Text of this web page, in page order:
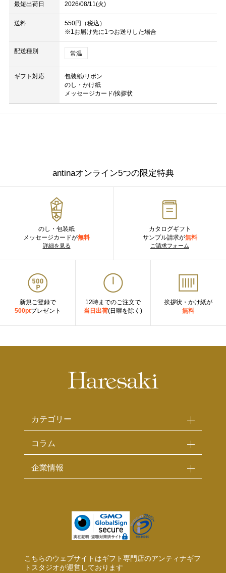
最短出荷日 2026/08/11(火)
送料
550円（税込）
※1お届け先に1つお送りした場合
配送種別 常温
ギフト対応
包装紙/リボン
のし・かけ紙
メッセージカード/挨拶状
antinaオンライン5つの限定特典
のし・包装紙
メッセージカードが無料
詳細を見る
カタログギフト
サンプル請求が無料
ご請求フォーム
新規ご登録で
500ptプレゼント
12時までのご注文で
当日出荷(日曜を除く)
挨拶状・かけ紙が
無料
カテゴリー
コラム
企業情報
こちらのウェブサイトはギフト専門店のアンティナギフ
トスタジオが運営しております